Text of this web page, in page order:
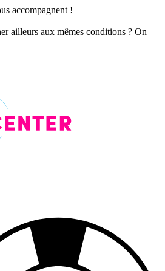
accompagnent !
ailleurs aux mêmes conditions ? On